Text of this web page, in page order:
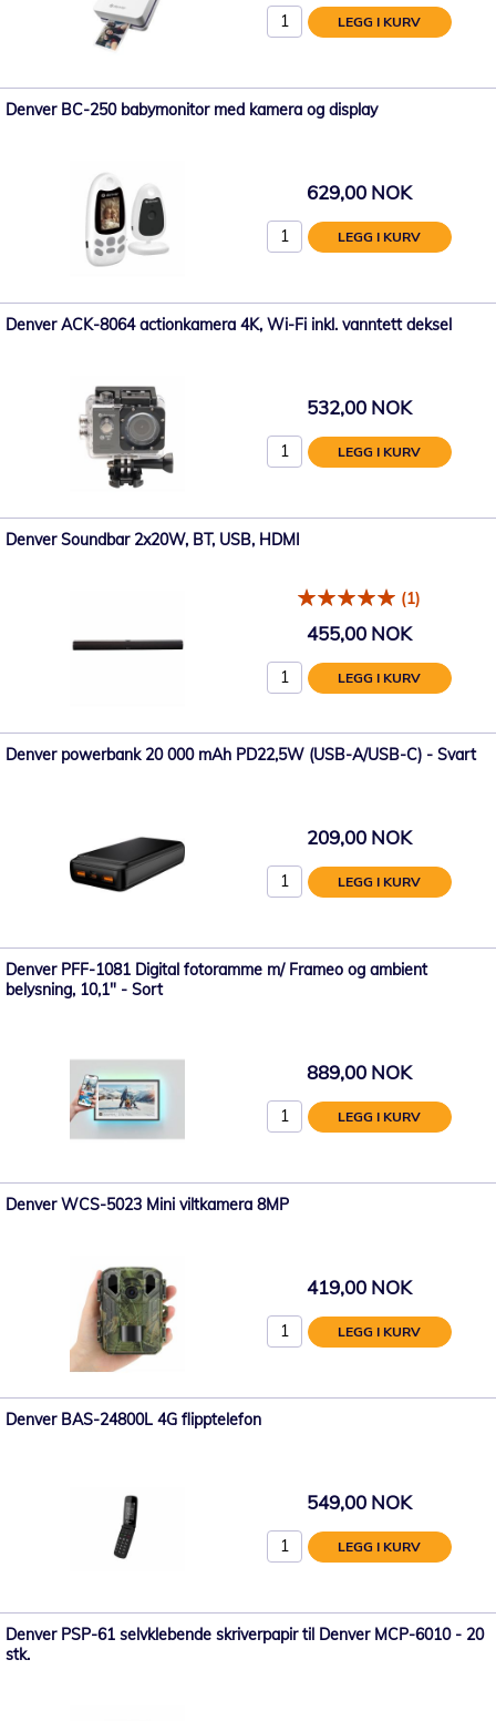
LEGG I KURV
Denver BC-250 babymonitor med kamera og display
629,00 NOK
LEGG I KURV
Denver ACK-8064 actionkamera 4K, Wi-Fi inkl. vanntett deksel
532,00 NOK
LEGG I KURV
Denver Soundbar 2x20W, BT, USB, HDMI
(1)
455,00 NOK
LEGG I KURV
Denver powerbank 20 000 mAh PD22,5W (USB-A/USB-C) - Svart
209,00 NOK
LEGG I KURV
Denver PFF-1081 Digital fotoramme m/ Frameo og ambient
belysning, 10,1" - Sort
889,00 NOK
LEGG I KURV
Denver WCS-5023 Mini viltkamera 8MP
419,00 NOK
LEGG I KURV
Denver BAS-24800L 4G flipptelefon
549,00 NOK
LEGG I KURV
Denver PSP-61 selvklebende skriverpapir til Denver MCP-6010 - 20
stk.